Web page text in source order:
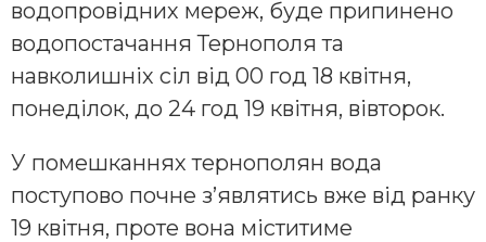
водопровідних мереж, буде припинено
водопостачання Тернополя та
навколишніх сіл від 00 год 18 квітня,
понеділок, до 24 год 19 квітня, вівторок.
У помешканнях тернополян вода
поступово почне з’являтись вже від ранку
19 квітня, проте вона міститиме